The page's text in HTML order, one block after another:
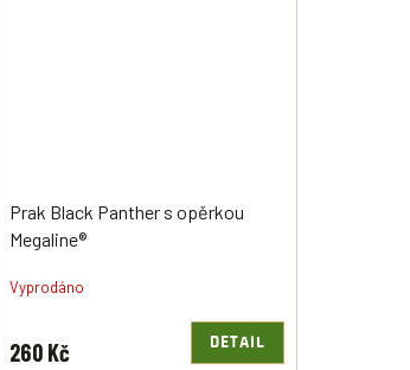
Prak Black Panther s opěrkou
Megaline®
Vyprodáno
260 Kč DETAIL